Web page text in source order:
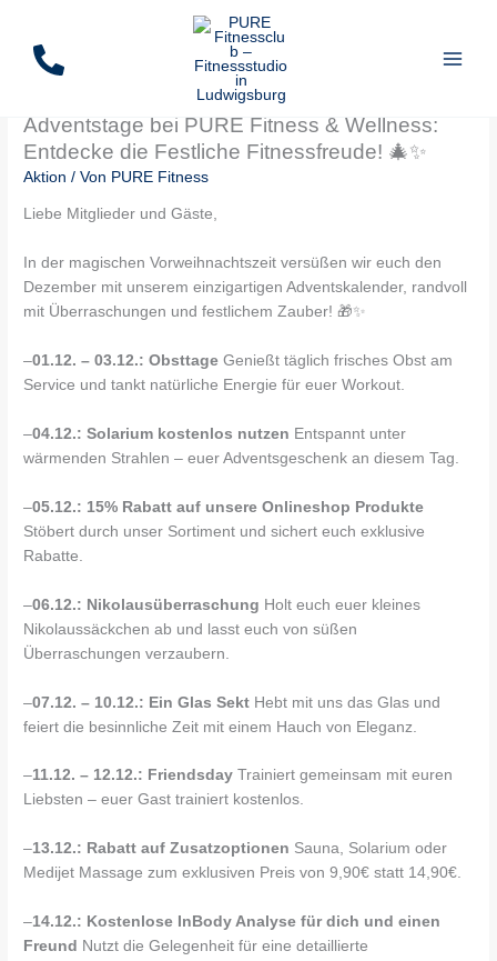
springen
Adventstage bei PURE Fitness & Wellness:
Entdecke die Festliche Fitnessfreude! 🎄✨
Aktion / Von PURE Fitness
Liebe Mitglieder und Gäste,
In der magischen Vorweihnachtszeit versüßen wir euch den
Dezember mit unserem einzigartigen Adventskalender, randvoll
mit Überraschungen und festlichem Zauber! 🎁✨
–01.12. – 03.12.: Obsttage Genießt täglich frisches Obst am
Service und tankt natürliche Energie für euer Workout.
–04.12.: Solarium kostenlos nutzen Entspannt unter
wärmenden Strahlen – euer Adventsgeschenk an diesem Tag.
–05.12.: 15% Rabatt auf unsere Onlineshop Produkte
Stöbert durch unser Sortiment und sichert euch exklusive
Rabatte.
–06.12.: Nikolausüberraschung Holt euch euer kleines
Nikolaussäckchen ab und lasst euch von süßen
Überraschungen verzaubern.
–07.12. – 10.12.: Ein Glas Sekt Hebt mit uns das Glas und
feiert die besinnliche Zeit mit einem Hauch von Eleganz.
–11.12. – 12.12.: Friendsday Trainiert gemeinsam mit euren
Liebsten – euer Gast trainiert kostenlos.
–13.12.: Rabatt auf Zusatzoptionen Sauna, Solarium oder
Medijet Massage zum exklusiven Preis von 9,90€ statt 14,90€.
–14.12.: Kostenlose InBody Analyse für dich und einen
Freund Nutzt die Gelegenheit für eine detaillierte